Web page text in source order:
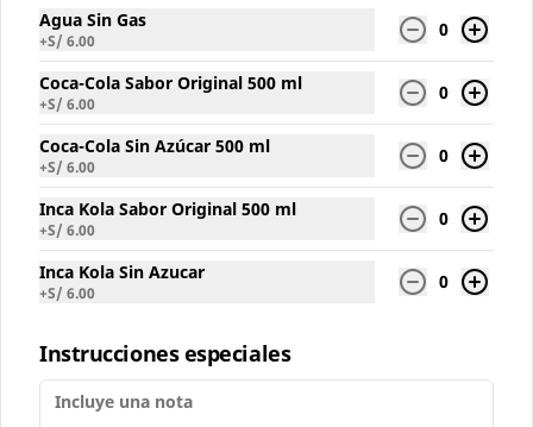
Términos y condiciones
Política de privacidad
Redes sociales
Instagram
Facebook
Mi cuenta
Pedir
Política de Cookies
Haga clic en Aceptar para permitir que Justo use
cookies a fin de personalizar este sitio, publicar
Agua Sin Gas
+S/ 6.00
0
Coca-Cola Sabor Original 500 ml
+S/ 6.00
0
Coca-Cola Sin Azúcar 500 ml
+S/ 6.00
0
Inca Kola Sabor Original 500 ml
+S/ 6.00
0
Inca Kola Sin Azucar
+S/ 6.00
0
Instrucciones especiales